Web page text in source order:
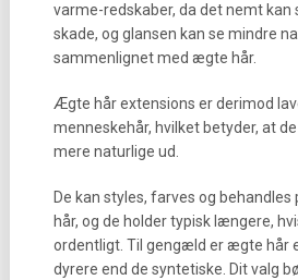
varme-redskaber, da det nemt kan
skade, og glansen kan se mindre
sammenlignet med ægte hår.
Ægte hår extensions er derimod
menneskehår, hvilket betyder, at
mere naturlige ud.
De kan styles, farves og
hår, og de holder typisk længere,
ordentligt. Til gengæld er ægte hår
dyrere end de syntetiske. Dit valg